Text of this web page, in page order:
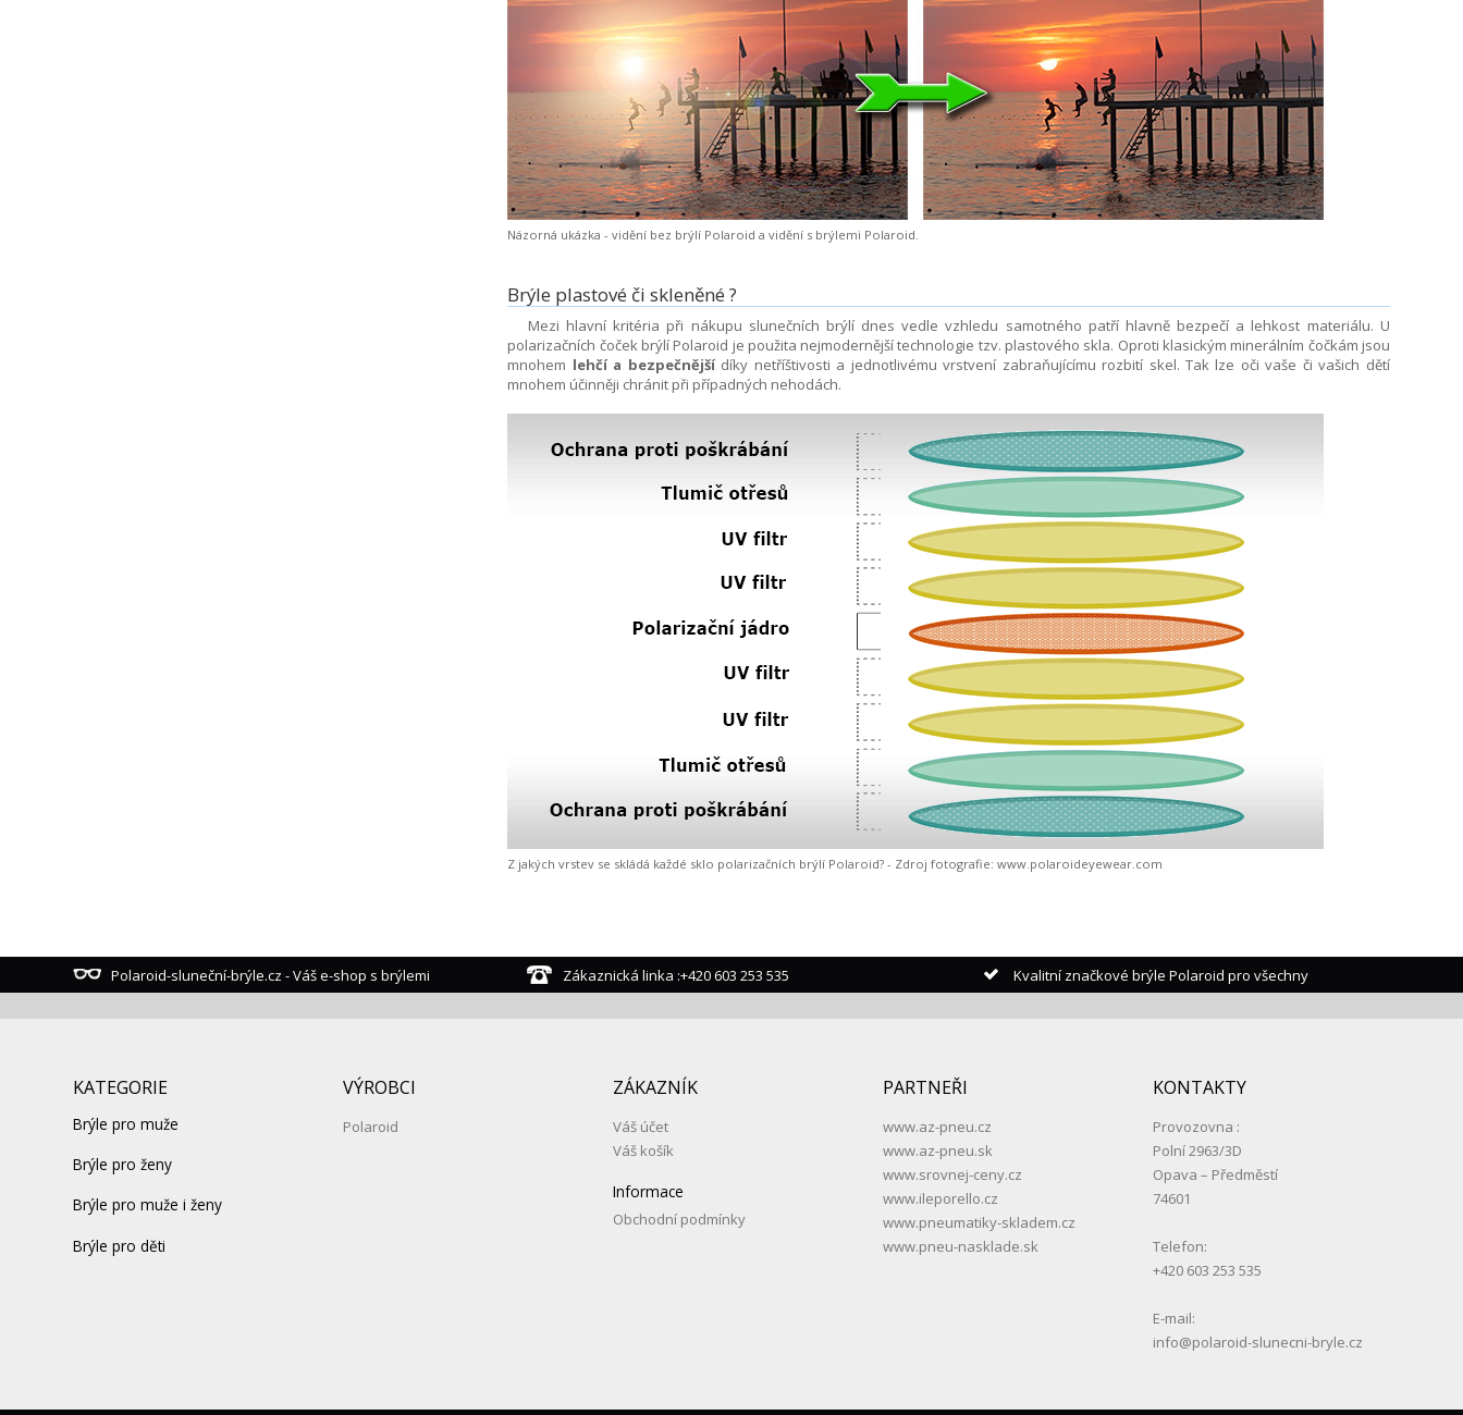
Názorná ukázka - vidění bez brýlí Polaroid a vidění s brýlemi Polaroid.
Brýle plastové či skleněné ?
Mezi hlavní kritéria při nákupu slunečních brýlí dnes vedle vzhledu samotného patří hlavně bezpečí a lehkost materiálu. U
polarizačních čoček brýlí Polaroid je použita nejmodernější technologie tzv. plastového skla. Oproti klasickým minerálním čočkám jsou
mnohem lehčí a bezpečnějšídíky netříštivosti a jednotlivému vrstvení zabraňujícímu rozbití skel. Tak lze oči vaše či vašich dětí
mnohem účinněji chránit při případných nehodách.
Z jakých vrstev se skládá každé sklo polarizačních brýlí Polaroid? - Zdroj fotografie: www.polaroideyewear.com
Polaroid-sluneční-brýle.cz - Váš e-shop s brýlemi Zákaznická linka :+420 603 253 535 Kvalitní značkové brýle Polaroid pro všechny
KATEGORIE
Brýle pro muže
Brýle pro ženy
Brýle pro muže i ženy
Brýle pro děti
VÝROBCI
Polaroid
ZÁKAZNÍK
Váš účet
Váš košík
Informace
Obchodní podmínky
PARTNEŘI
www.az-pneu.cz
www.az-pneu.sk
www.srovnej-ceny.cz
www.ileporello.cz
www.pneumatiky-skladem.cz
www.pneu-nasklade.sk
KONTAKTY
Provozovna :
Polní 2963/3D
Opava – Předměstí
74601
Telefon:
+420 603 253 535
E-mail:
info@polaroid-slunecni-bryle.cz